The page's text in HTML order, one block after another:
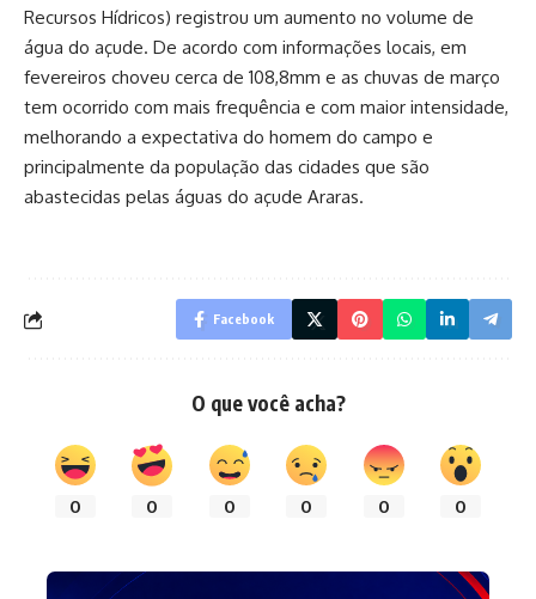
Recursos Hídricos) registrou um aumento no volume de
água do açude. De acordo com informações locais, em
fevereiros choveu cerca de 108,8mm e as chuvas de março
tem ocorrido com mais frequência e com maior intensidade,
melhorando a expectativa do homem do campo e
principalmente da população das cidades que são
abastecidas pelas águas do açude Araras.
Facebook
O que você acha?
0 0 0 0 0 0